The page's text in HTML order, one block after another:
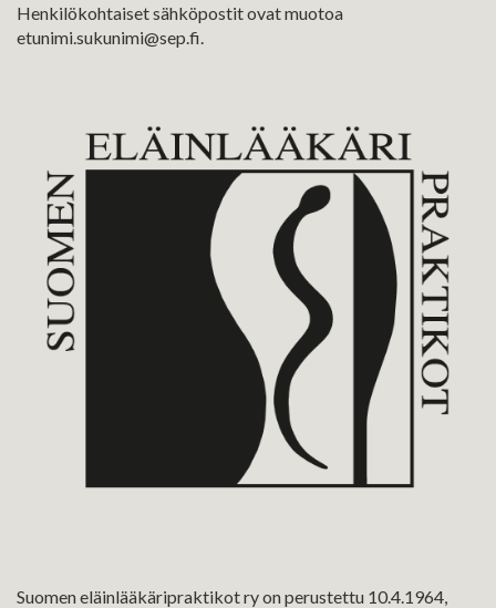
Henkilökohtaiset sähköpostit ovat muotoa
etunimi.sukunimi@sep.fi.
Suomen eläinlääkäripraktikot ry on perustettu 10.4.1964,